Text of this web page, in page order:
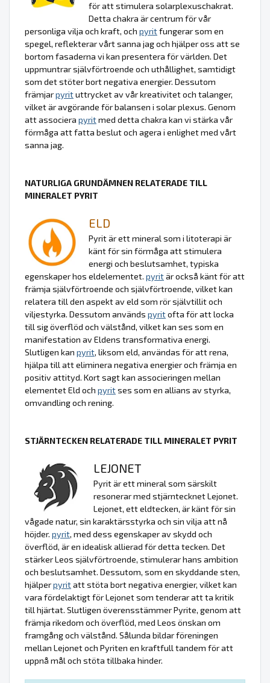
för att stimulera solarplexuschakrat.
Detta chakra är centrum för vår
personliga vilja och kraft, och pyritfungerar som en
spegel, reflekterar vårt sanna jag och hjälper oss att se
bortom fasaderna vi kan presentera för världen. Det
uppmuntrar självförtroende och uthållighet, samtidigt
som det stöter bort negativa energier. Dessutom
främjarpyrituttrycket av vår kreativitet och talanger,
vilket är avgörande för balansen i solar plexus. Genom
att associera pyritmed detta chakra kan vi stärka vår
förmåga att fatta beslut och agera i enlighet med vårt
sanna jag.
NATURLIGA GRUNDÄMNEN RELATERADE TILL
MINERALET PYRIT
ELD
Pyrit är ett mineral som i litoterapi är
känt för sin förmåga att stimulera
energi och beslutsamhet, typiska
egenskaper hos eldelementet. pyritär också känt för att
främja självförtroende och självförtroende, vilket kan
relatera till den aspekt av eld som rör självtillit och
viljestyrka. Dessutom används pyritofta för att locka
till sig överflöd och välstånd, vilket kan ses som en
manifestation av Eldens transformativa energi.
Slutligen kan pyrit, liksom eld, användas för att rena,
hjälpa till att eliminera negativa energier och främja en
positiv attityd. Kort sagt kan associeringen mellan
elementet Eld och pyritses som en allians av styrka,
omvandling och rening.
STJÄRNTECKEN RELATERADE TILL MINERALET PYRIT
LEJONET
Pyrit är ett mineral som särskilt
resonerar med stjärntecknet Lejonet.
Lejonet, ett eldtecken, är känt för sin
vågade natur, sin karaktärsstyrka och sin vilja att nå
höjder. pyrit, med dess egenskaper av skydd och
överflöd, är en idealisk allierad för detta tecken. Det
stärker Leos självförtroende, stimulerar hans ambition
och beslutsamhet. Dessutom, som en skyddande sten,
hjälperpyritatt stöta bort negativa energier, vilket kan
vara fördelaktigt för Lejonet som tenderar att ta kritik
till hjärtat. Slutligen överensstämmer Pyrite, genom att
främja rikedom och överflöd, med Leos önskan om
framgång och välstånd. Sålunda bildar föreningen
mellan Lejonet och Pyriten en kraftfull tandem för att
uppnå mål och stöta tillbaka hinder.